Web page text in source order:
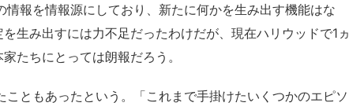
報を情報源にしており、新たに何かを生み出す機能はな
生み出すには力不足だったわけだが、現在ハリウッドで1
たちにとっては朗報だろう。
ともあったという。「これまで手掛けたいくつかのエピソ